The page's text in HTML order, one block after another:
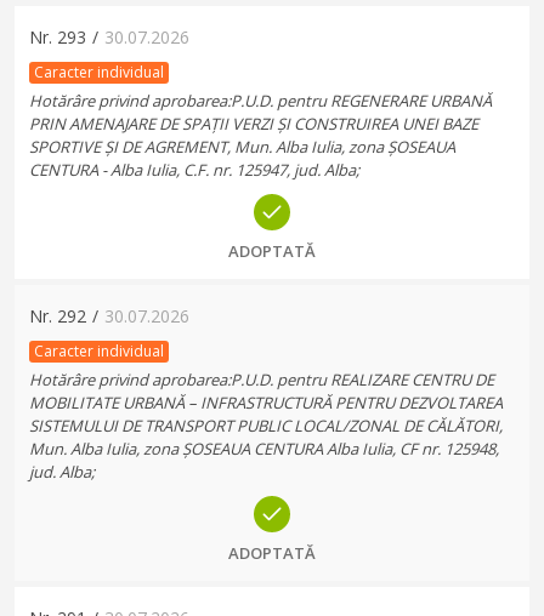
Nr. 293 / 30.07.2026
Caracter individual
Hotărâre privind aprobarea:P.U.D. pentru REGENERARE URBANĂ
PRIN AMENAJARE DE SPAȚII VERZI ȘI CONSTRUIREA UNEI BAZE
SPORTIVE ȘI DE AGREMENT, Mun. Alba Iulia, zona ȘOSEAUA
CENTURA - Alba Iulia, C.F. nr. 125947, jud. Alba;
ADOPTATĂ
Nr. 292 / 30.07.2026
Caracter individual
Hotărâre privind aprobarea:P.U.D. pentru REALIZARE CENTRU DE
MOBILITATE URBANĂ – INFRASTRUCTURĂ PENTRU DEZVOLTAREA
SISTEMULUI DE TRANSPORT PUBLIC LOCAL/ZONAL DE CĂLĂTORI,
Mun. Alba Iulia, zona ȘOSEAUA CENTURA Alba Iulia, CF nr. 125948,
jud. Alba;
ADOPTATĂ